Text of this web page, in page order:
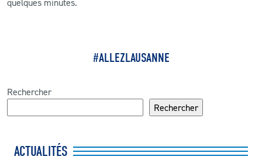
CLUB
LS E-SHOP
LS ACADEMY CAMPS
#ALLEZLAUSANNE
Rechercher
Rechercher
ACTUALITÉS